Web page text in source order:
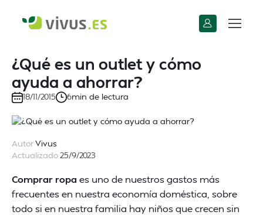
¿Qué es un outlet y cómo
ayuda a ahorrar?
18/11/2015 6min de lectura
AutorVivus
Actualizado25/9/2023
Comprar ropa es uno de nuestros gastos más
frecuentes en nuestra economía doméstica, sobre
todo si en nuestra familia hay niños que crecen sin